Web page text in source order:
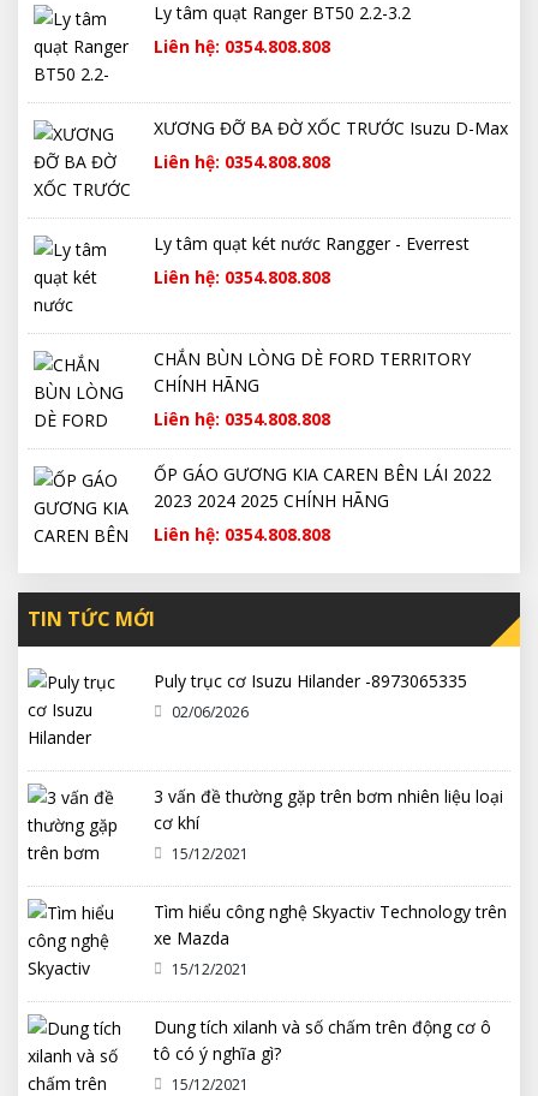
Ly tâm quạt Ranger BT50 2.2-3.2
Liên hệ: 0354.808.808
XƯƠNG ĐỠ BA ĐỜ XỐC TRƯỚC Isuzu D-Max
Liên hệ: 0354.808.808
Ly tâm quạt két nước Rangger - Everrest
Liên hệ: 0354.808.808
CHẮN BÙN LÒNG DÈ FORD TERRITORY
CHÍNH HÃNG
Liên hệ: 0354.808.808
ỐP GÁO GƯƠNG KIA CAREN BÊN LÁI 2022
2023 2024 2025 CHÍNH HÃNG
Liên hệ: 0354.808.808
TIN TỨC MỚI
Puly trục cơ Isuzu Hilander -8973065335
02/06/2026
3 vấn đề thường gặp trên bơm nhiên liệu loại
cơ khí
15/12/2021
Tìm hiểu công nghệ Skyactiv Technology trên
xe Mazda
15/12/2021
Dung tích xilanh và số chấm trên động cơ ô
tô có ý nghĩa gì?
15/12/2021